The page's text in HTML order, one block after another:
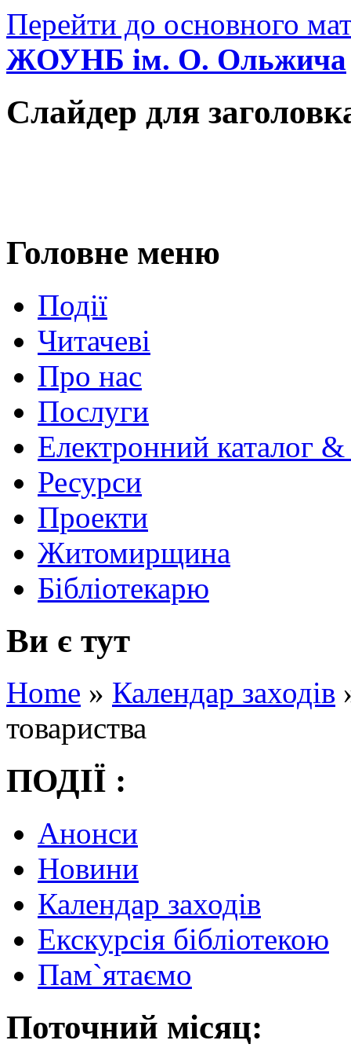
Перейти до основного
ЖОУНБ ім. О. Ольжича
Слайдер для
Головне меню
Події
Читачеві
Про нас
Послуги
Електронний каталог
Ресурси
Проекти
Житомирщина
Бібліотекарю
Ви є тут
Home » Календар заходів
товариства
ПОДІЇ :
Анонси
Новини
Календар заходів
Екскурсія бібліотекою
Пам`ятаємо
Поточний місяц: